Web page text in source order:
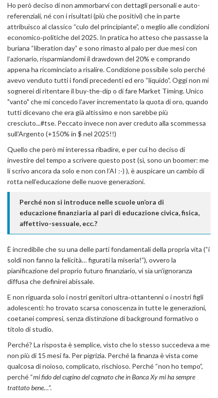
Ho però deciso di non ammorbarvi con dettagli personali e auto-
referenziali, né con i risultati (più che positivi) che in parte
attribuisco al classico “culo del principiante”, o meglio alle condizioni
economico‑politiche del 2025. In pratica ho atteso che passasse la
buriana “liberation day” e sono rimasto al palo per due mesi con
l’azionario, risparmiandomi il drawdown del 20% e comprando
appena ha ricominciato a risalire. Condizione possibile solo perché
avevo venduto tutti i fondi precedenti ed ero “liquido”. Oggi non mi
sognerei di ritentare il buy-the-dip o di fare Market Timing. Unico
"vanto" che mi concedo l'aver incrementato la quota di oro, quando
tutti dicevano che era già altissimo e non sarebbe più
cresciuto...#tse. Peccato invece non aver creduto alla scommessa
sull'Argento (+150% in $ nel 2025!!)
Quello che però mi interessa ribadire, e per cui ho deciso di
investire del tempo a scrivere questo post (sì, sono un boomer: me
li scrivo ancora da solo e non con l’AI :-) ), è auspicare un cambio di
rotta nell’educazione delle nuove generazioni.
Perché non si introduce nelle scuole un’ora di
educazione finanziaria al pari di educazione civica, fisica,
affettivo-sessuale, ecc.?
È incredibile che su una delle parti fondamentali della propria vita (“i
soldi non fanno la felicità… figurati la miseria!”), ovvero la
pianificazione del proprio futuro finanziario, vi sia un’ignoranza
diffusa che definirei abissale.
E non riguarda solo i nostri genitori ultra‑ottantenni o i nostri figli
adolescenti: ho trovato scarsa conoscenza in tutte le generazioni,
coetanei compresi, senza distinzione di background formativo o
titolo di studio.
Perché? La risposta è semplice, visto che lo stesso succedeva a me
non più di 15 mesi fa. Per pigrizia. Perché la finanza è vista come
qualcosa di noioso, complicato, rischioso. Perché “non ho tempo”,
perché “mi fido del cugino del cognato che in Banca Xy mi ha sempre
trattato bene…”.